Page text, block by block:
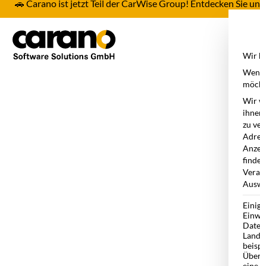
🚗 Carano ist jetzt Teil der CarWise Group! Entdecken Sie
Wir
Wir
zu